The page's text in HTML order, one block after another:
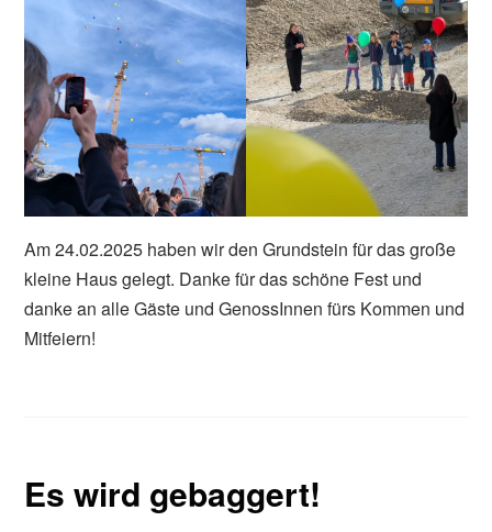
Am 24.02.2025 haben wir den Grundstein für das große
kleine Haus gelegt. Danke für das schöne Fest und
danke an alle Gäste und GenossInnen fürs Kommen und
Mitfeiern!
Es wird gebaggert!